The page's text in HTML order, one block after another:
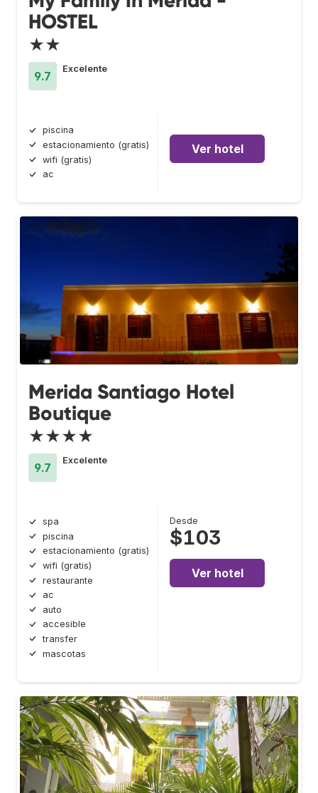
HOSTEL
★★
9.7
Excelente
piscina
estacionamiento (gratis)
wifi (gratis)
ac
Ver hotel
Merida Santiago Hotel
Boutique
★★★★
9.7
Excelente
spa
piscina
estacionamiento (gratis)
wifi (gratis)
restaurante
ac
auto
accesible
transfer
mascotas
Desde
$103
Ver hotel